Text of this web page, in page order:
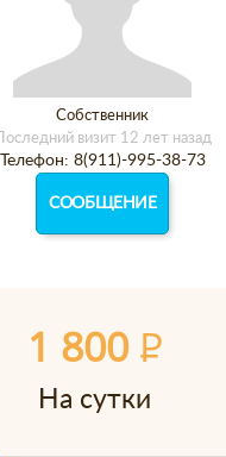
Собственник
Последний визит 12 лет назад
Телефон: 8(911)-995-38-73
СООБЩЕНИЕ
1 800P
На сутки